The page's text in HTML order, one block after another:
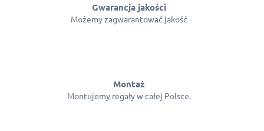
Gwarancja jakości
Możemy zagwarantować jakość
Montaż
Montujemy regały w całej Polsce.